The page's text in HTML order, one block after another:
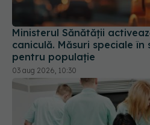
Ministerul Sănătății
caniculă. Măsuri speciale
pentru populație
03 aug 2026, 10:30